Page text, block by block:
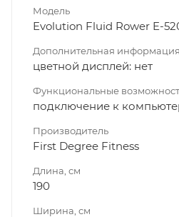
Модель
Evolution Fluid Rower E-
Дополнительная информация
цветной дисплей: нет
Функциональные
подключение к
Производитель
First Degree Fitness
Длина, см
190
Ширина, см